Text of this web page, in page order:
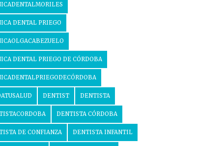
DENTAL PRIEGO
DENTAL PRIEGO DE CÓRDOBA
DENTIST DENTISTA
DENTISTA CÓRDOBA
DE CONFIANZA DENTISTA INFANTIL